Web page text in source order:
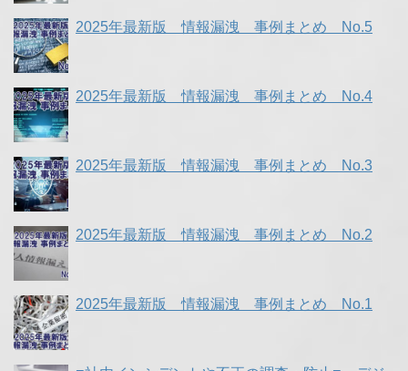
2025年最新版 情報漏洩 事例まとめ No.5
2025年最新版 情報漏洩 事例まとめ No.4
2025年最新版 情報漏洩 事例まとめ No.3
2025年最新版 情報漏洩 事例まとめ No.2
2025年最新版 情報漏洩 事例まとめ No.1